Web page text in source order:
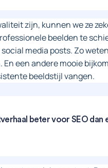
zijn, kunnen we ze
beelden te
media posts. Zo
een andere mooie
beeldstijl vangen.
beter voor SEO dan